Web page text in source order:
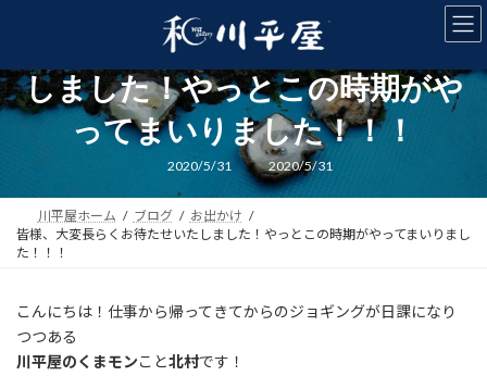
ン
ツ
ー
シ
皆様、大変長らくお待たせいた
しました！やっとこの時期がや
ってまいりました！！！
2020/5/31
最
終
更
時
:
2020/5/31
川平屋ホーム ブログ
お出かけ
皆様、大変長らくお待たせいたしました！やっとこの時期がやってまいりまし
た！！！
こんにちは！仕事から帰ってきてからのジョギングが日課になり
つつある
川平屋のくまモンこと北村です！